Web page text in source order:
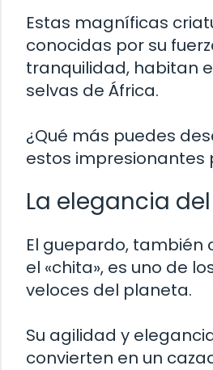
Estas magníficas
conocidas por su
tranquilidad, habitan
selvas de África.
¿Qué más puedes
estos impresionantes
La elegancia
El guepardo, también
el «chita», es uno de
veloces del planeta.
Su agilidad y
convierten en un